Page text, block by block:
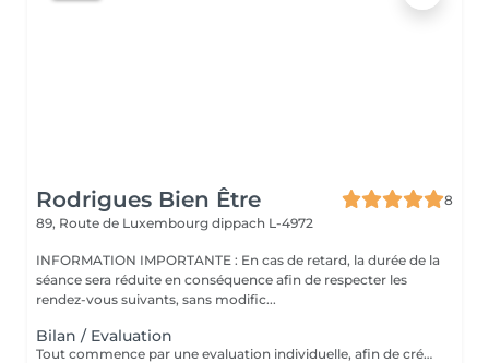
Rodrigues Bien Être
8
89, Route de Luxembourg dippach L-4972
INFORMATION IMPORTANTE : En cas de retard, la durée de la
séance sera réduite en conséquence afin de respecter les
rendez-vous suivants, sans modific...
Bilan / Evaluation
Tout commence par une evaluation individuelle, afin de créer un accompagnement unique axé sur le confort, l'estimede soi et la qualité de vie.